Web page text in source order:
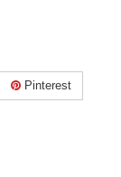
Pinterest